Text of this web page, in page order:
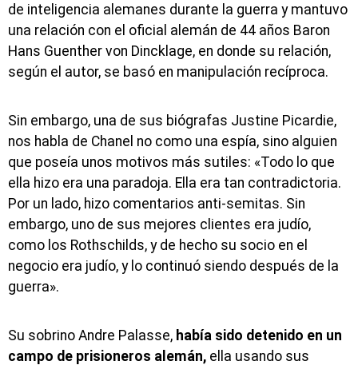
de inteligencia alemanes durante la guerra y mantuvo
una relación con el oficial alemán de 44 años Baron
Hans Guenther von Dincklage, en donde su relación,
según el autor, se basó en manipulación recíproca.
Sin embargo, una de sus biógrafas Justine Picardie,
nos habla de Chanel no como una espía, sino alguien
que poseía unos motivos más sutiles: «Todo lo que
ella hizo era una paradoja. Ella era tan contradictoria.
Por un lado, hizo comentarios anti-semitas. Sin
embargo, uno de sus mejores clientes era judío,
como los Rothschilds, y de hecho su socio en el
negocio era judío, y lo continuó siendo después de la
guerra».
Su sobrino Andre Palasse, había sido detenido en un
campo de prisioneros alemán, ella usando sus